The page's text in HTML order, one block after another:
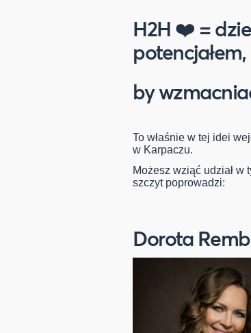
H2H ❤️ =
potencjałem,
by
To właśnie w tej idei
w Karpaczu.
Możesz wziąć udział w
szczyt poprowadzi:
Dorota